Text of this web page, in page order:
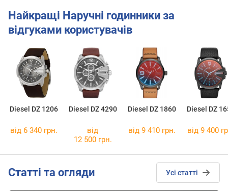
Найкращі Наручні годинники за
відгуками користувачів
Diesel DZ 1206 Diesel DZ 4290 Diesel DZ 1860 Diesel DZ
від 6 340 грн.
від
12 500 грн.
від 9 410 грн. від 9 400
Cтатті та огляди Усі статті